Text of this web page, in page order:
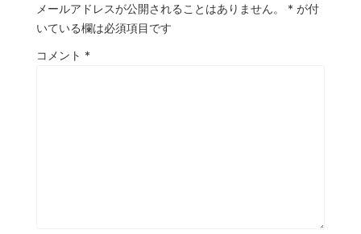
メールアドレスが公開されることはありません。 * が付
いている欄は必須項目です
コメント *